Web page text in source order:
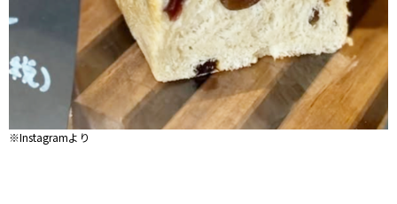
※Instagramより